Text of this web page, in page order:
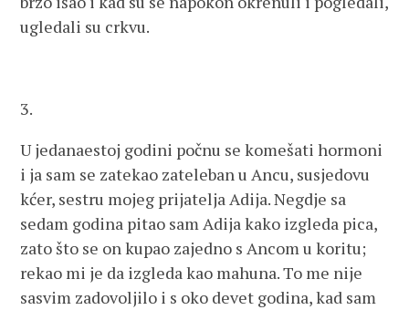
ugledali su crkvu.
3.
U jedanaestoj godini počnu se komešati hormoni
i ja sam se zatekao zateleban u Ancu, susjedovu
kćer, sestru mojeg prijatelja Adija. Negdje sa
sedam godina pitao sam Adija kako izgleda pica,
zato što se on kupao zajedno s Ancom u koritu;
rekao mi je da izgleda kao mahuna. To me nije
sasvim zadovoljilo i s oko devet godina, kad sam